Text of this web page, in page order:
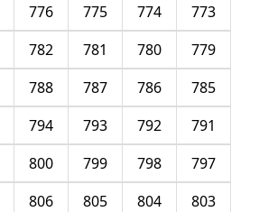
773
774
775
776
779
780
781
782
785
786
787
788
791
792
793
794
797
798
799
800
803
804
805
806